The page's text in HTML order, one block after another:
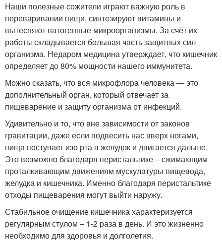
Наши полезные сожители играют важную роль в
переваривании пищи, синтезируют витамины и
вытесняют патогенные микроорганизмы. За счёт их
работы складывается большая часть защитных сил
организма. Недаром медицина утверждает, что кишечник
определяет до 80% мощности нашего иммунитета.
Можно сказать, что вся микрофлора человека — это
дополнительный орган, который отвечает за
пищеварение и защиту организма от инфекций.
Удивительно и то, что вне зависимости от законов
гравитации, даже если подвесить нас вверх ногами,
пища поступает изо рта в желудок и двигается дальше.
Это возможно благодаря перистальтике – сжимающим
проталкивающим движениям мускулатуры пищевода,
желудка и кишечника. Именно благодаря перистальтике
отходы пищеварения могут выйти наружу.
Стабильное очищение кишечника характеризуется
регулярным стулом – 1-2 раза в день. И это жизненно
необходимо для здоровья и долголетия.